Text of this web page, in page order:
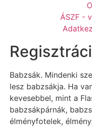
ÁSZF -
Babzsák. Mindenki
lesz babzsákja. Ha
kevesebbel, mint a
babzsákpárnák,
élményfotelek,